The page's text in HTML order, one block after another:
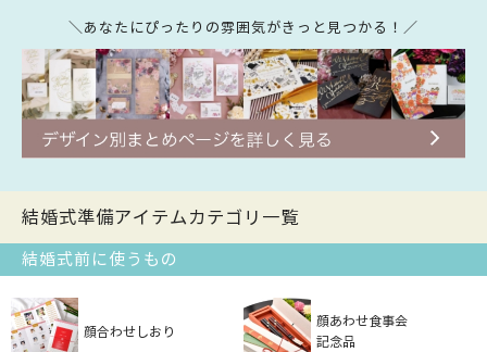
＼あなたにぴったりの雰囲気がきっと見つかる！／
結婚式準備アイテムカテゴリ一覧
結婚式前に使うもの
顔合わせしおり
顔あわせ食事会
記念品